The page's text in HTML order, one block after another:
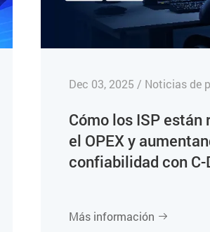
Dec 03, 2025 / Noticias de
Cómo los ISP están
el OPEX y
confiabilidad con C-
Más información 